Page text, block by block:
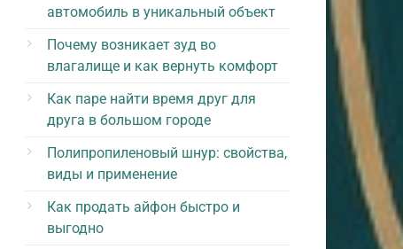
автомобиль в уникальный объект
Почему возникает зуд во
влагалище и как вернуть комфорт
Как паре найти время друг для
друга в большом городе
Полипропиленовый шнур: свойства,
виды и применение
Как продать айфон быстро и
выгодно